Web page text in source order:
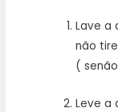
Lave a
não
(
Leve a